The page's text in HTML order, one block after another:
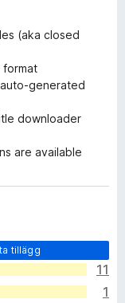
(aka closed
format
generated
downloader
are available
tillägg
11
1